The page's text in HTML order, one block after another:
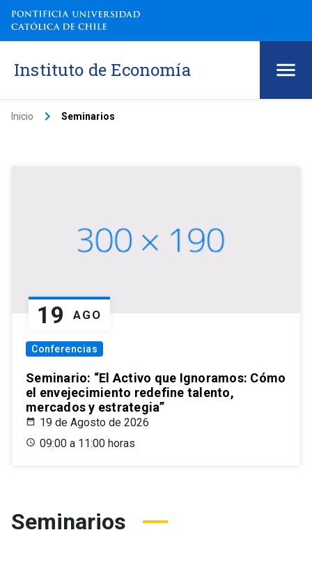
Instituto de Economía
Inicio keyboard_arrow_right Seminarios
19 AGO
Conferencias
Seminario: “El Activo que Ignoramos: Cómo
el envejecimiento redefine talento,
mercados y estrategia”
19 de Agosto de 2026
09:00 a 11:00 horas
Seminarios